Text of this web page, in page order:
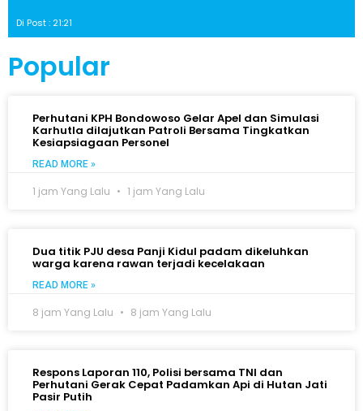
Di Post : 21:21
Popular
Perhutani KPH Bondowoso Gelar Apel dan Simulasi
Karhutla dilajutkan Patroli Bersama Tingkatkan
Kesiapsiagaan Personel
READ MORE »
1 jam Yang Lalu 1 jam Yang Lalu
Dua titik PJU desa Panji Kidul padam dikeluhkan
warga karena rawan terjadi kecelakaan
READ MORE »
8 jam Yang Lalu 8 jam Yang Lalu
Respons Laporan 110, Polisi bersama TNI dan
Perhutani Gerak Cepat Padamkan Api di Hutan Jati
Pasir Putih